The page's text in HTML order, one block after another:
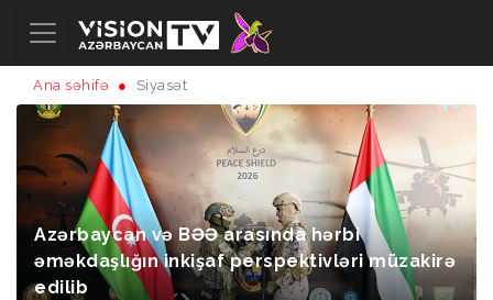
Ana səhifə Siyasət
Azərbaycan və BƏƏ arasında hərbi
əməkdaşlığın inkişaf perspektivləri müzakirə
edilib